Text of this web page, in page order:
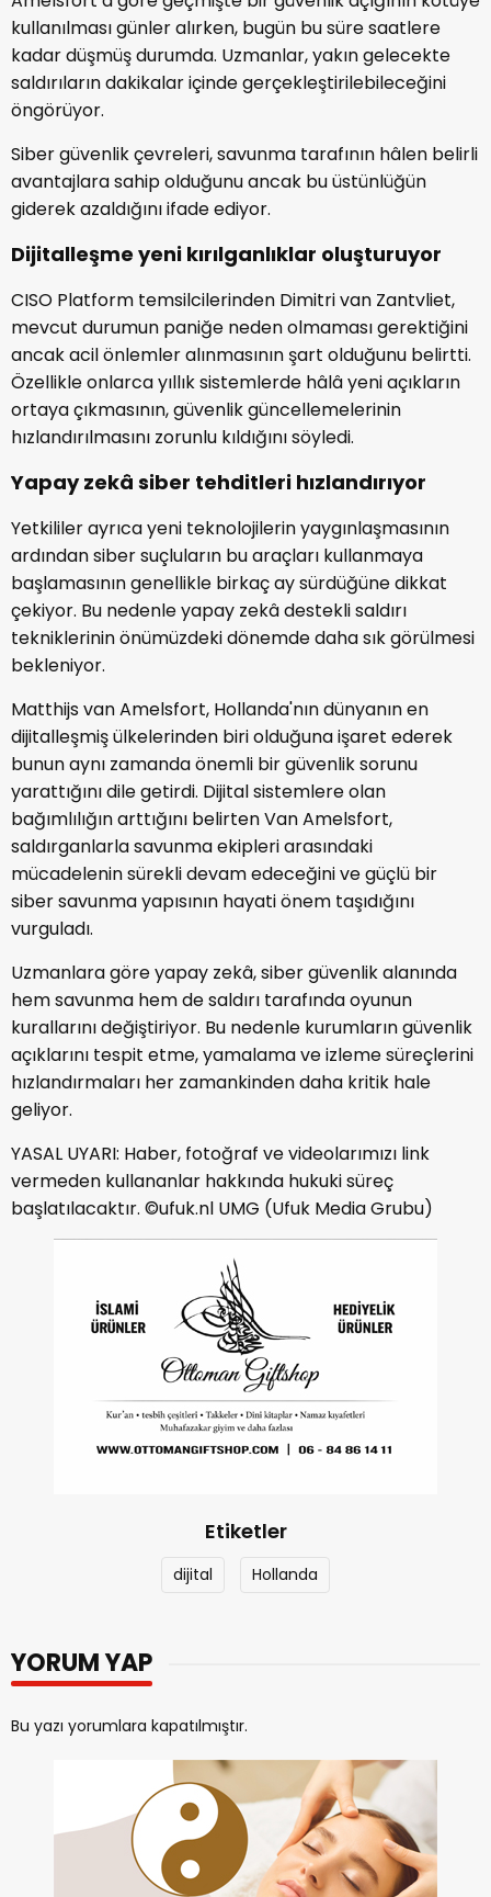
kullanılması günler alırken, bugün bu süre saatlere
kadar düşmüş durumda. Uzmanlar, yakın gelecekte
saldırıların dakikalar içinde gerçekleştirilebileceğini
öngörüyor.
Siber güvenlik çevreleri, savunma tarafının hâlen belirli
avantajlara sahip olduğunu ancak bu üstünlüğün
giderek azaldığını ifade ediyor.
Dijitalleşme yeni kırılganlıklar oluşturuyor
CISO Platform temsilcilerinden Dimitri van Zantvliet,
mevcut durumun paniğe neden olmaması gerektiğini
ancak acil önlemler alınmasının şart olduğunu belirtti.
Özellikle onlarca yıllık sistemlerde hâlâ yeni açıkların
ortaya çıkmasının, güvenlik güncellemelerinin
hızlandırılmasını zorunlu kıldığını söyledi.
Yapay zekâ siber tehditleri hızlandırıyor
Yetkililer ayrıca yeni teknolojilerin yaygınlaşmasının
ardından siber suçluların bu araçları kullanmaya
başlamasının genellikle birkaç ay sürdüğüne dikkat
çekiyor. Bu nedenle yapay zekâ destekli saldırı
tekniklerinin önümüzdeki dönemde daha sık görülmesi
bekleniyor.
Matthijs van Amelsfort, Hollanda'nın dünyanın en
dijitalleşmiş ülkelerinden biri olduğuna işaret ederek
bunun aynı zamanda önemli bir güvenlik sorunu
yarattığını dile getirdi. Dijital sistemlere olan
bağımlılığın arttığını belirten Van Amelsfort,
saldırganlarla savunma ekipleri arasındaki
mücadelenin sürekli devam edeceğini ve güçlü bir
siber savunma yapısının hayati önem taşıdığını
vurguladı.
Uzmanlara göre yapay zekâ, siber güvenlik alanında
hem savunma hem de saldırı tarafında oyunun
kurallarını değiştiriyor. Bu nedenle kurumların güvenlik
açıklarını tespit etme, yamalama ve izleme süreçlerini
hızlandırmaları her zamankinden daha kritik hale
geliyor.
YASAL UYARI: Haber, fotoğraf ve videolarımızı link
vermeden kullananlar hakkında hukuki süreç
başlatılacaktır. ©ufuk.nl UMG (Ufuk Media Grubu)
Etiketler
dijital Hollanda
YORUM YAP
Bu yazı yorumlara kapatılmıştır.